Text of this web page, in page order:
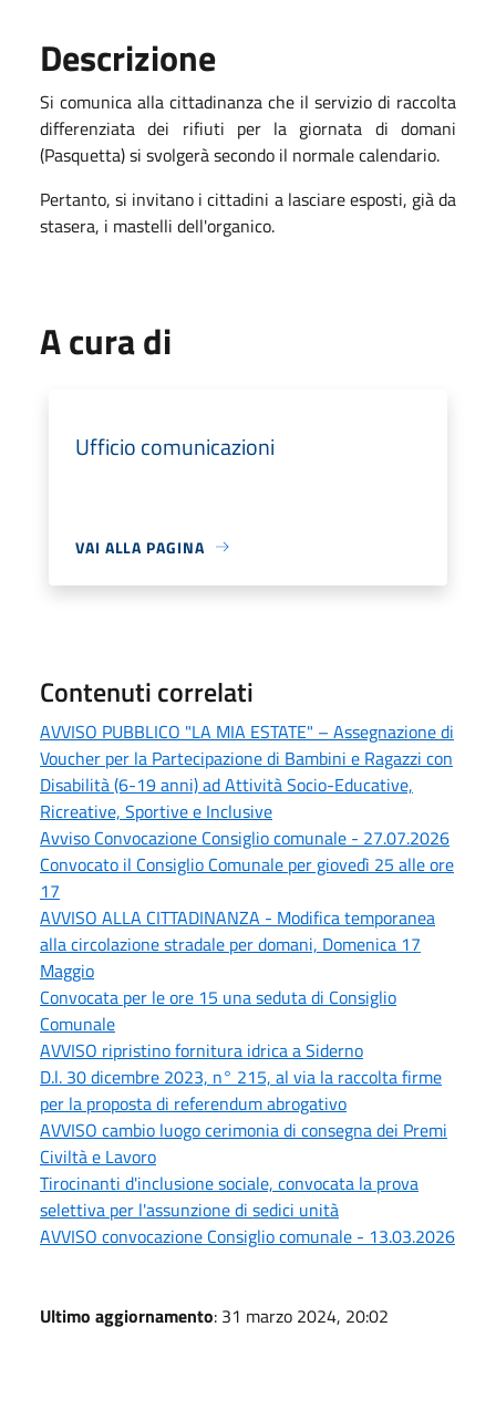
Descrizione
Si comunica alla cittadinanza che il servizio di raccolta
differenziata dei rifiuti per la giornata di domani
(Pasquetta) si svolgerà secondo il normale calendario.
Pertanto, si invitano i cittadini a lasciare esposti, già da
stasera, i mastelli dell'organico.
A cura di
Ufficio comunicazioni
VAI ALLA PAGINA
Contenuti correlati
AVVISO PUBBLICO "LA MIA ESTATE" – Assegnazione di
Voucher per la Partecipazione di Bambini e Ragazzi con
Disabilità (6-19 anni) ad Attività Socio-Educative,
Ricreative, Sportive e Inclusive
Avviso Convocazione Consiglio comunale - 27.07.2026
Convocato il Consiglio Comunale per giovedì 25 alle ore
17
AVVISO ALLA CITTADINANZA - Modifica temporanea
alla circolazione stradale per domani, Domenica 17
Maggio
Convocata per le ore 15 una seduta di Consiglio
Comunale
AVVISO ripristino fornitura idrica a Siderno
D.l. 30 dicembre 2023, n° 215, al via la raccolta firme
per la proposta di referendum abrogativo
AVVISO cambio luogo cerimonia di consegna dei Premi
Civiltà e Lavoro
Tirocinanti d'inclusione sociale, convocata la prova
selettiva per l'assunzione di sedici unità
AVVISO convocazione Consiglio comunale - 13.03.2026
Ultimo aggiornamento: 31 marzo 2024, 20:02